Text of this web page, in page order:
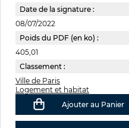
Date de la signature :
08/07/2022
Poids du PDF (en ko) :
405,01
Classement :
Ville de Paris
Logement et habitat
Ajouter au Panier